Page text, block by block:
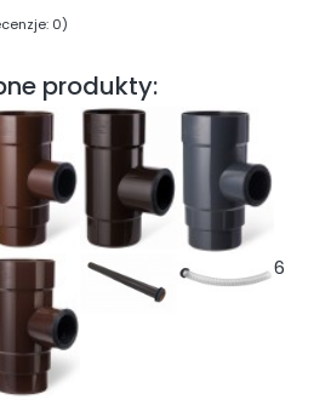
0)
produkty:
6